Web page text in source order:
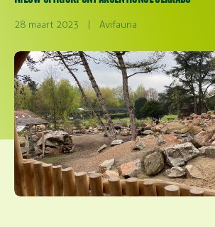
28 maart 2023 | Avifauna